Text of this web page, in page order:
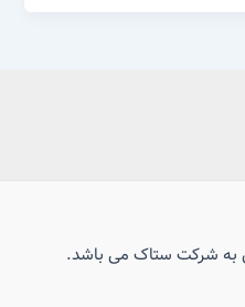
به شرکت ستاک می باشد.